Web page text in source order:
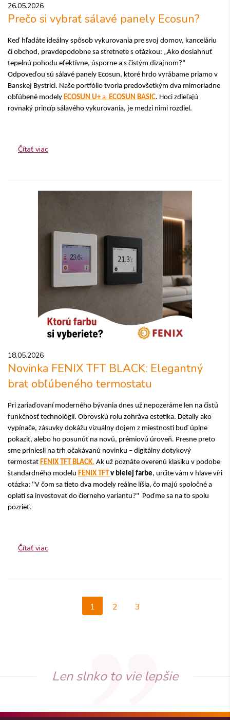
26.05.2026
Prečo si vybrať sálavé panely Ecosun?
Keď hľadáte ideálny spôsob vykurovania pre svoj domov, kanceláriu
či obchod, pravdepodobne sa stretnete s otázkou: „Ako dosiahnuť
tepelnú pohodu efektívne, úsporne a s čistým dizajnom?“
Odpoveďou sú sálavé panely Ecosun, ktoré hrdo vyrábame priamo v
Banskej Bystrici. Naše portfólio tvoria predovšetkým dva mimoriadne
obľúbené modely ECOSUN U+a ECOSUN BASIC. Hoci zdieľajú
rovnaký princíp sálavého vykurovania, je medzi nimi rozdiel.
Čítať viac
18.05.2026
Novinka FENIX TFT BLACK: Elegantný
brat obľúbeného termostatu
Pri zariaďovaní moderného bývania dnes už nepozeráme len na čistú
funkčnosť technológií. Obrovskú rolu zohráva estetika. Detaily ako
vypínače, zásuvky dokážu vizuálny dojem z miestnosti buď úplne
pokaziť, alebo ho posunúť na novú, prémiovú úroveň. Presne preto
sme priniesli na trh očakávanú novinku – digitálny dotykový
termostat FENIX TFT BLACK. Ak už poznáte overenú klasiku v podobe
štandardného modelu FENIX TFT v bielej farbe, určite vám v hlave víri
otázka: "V čom sa tieto dva modely reálne líšia, čo majú spoločné a
oplatí sa investovať do čierneho variantu?" Poďme sa na to spolu
pozrieť.
Čítať viac
1 2 3
Len slnko to vie lepšie